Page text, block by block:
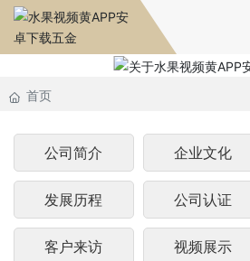
水果APP下载IOS版设备
产品中心
首页
公司简介 企业文化
发展历程 公司认证
客户来访 视频展示